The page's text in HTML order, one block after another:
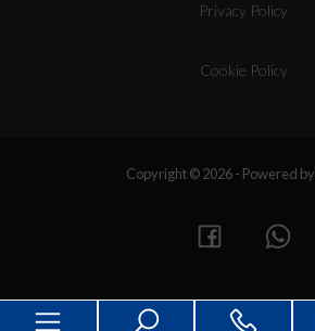
Privacy Policy
Cookie Policy
Copyright © 2026 - Powered by